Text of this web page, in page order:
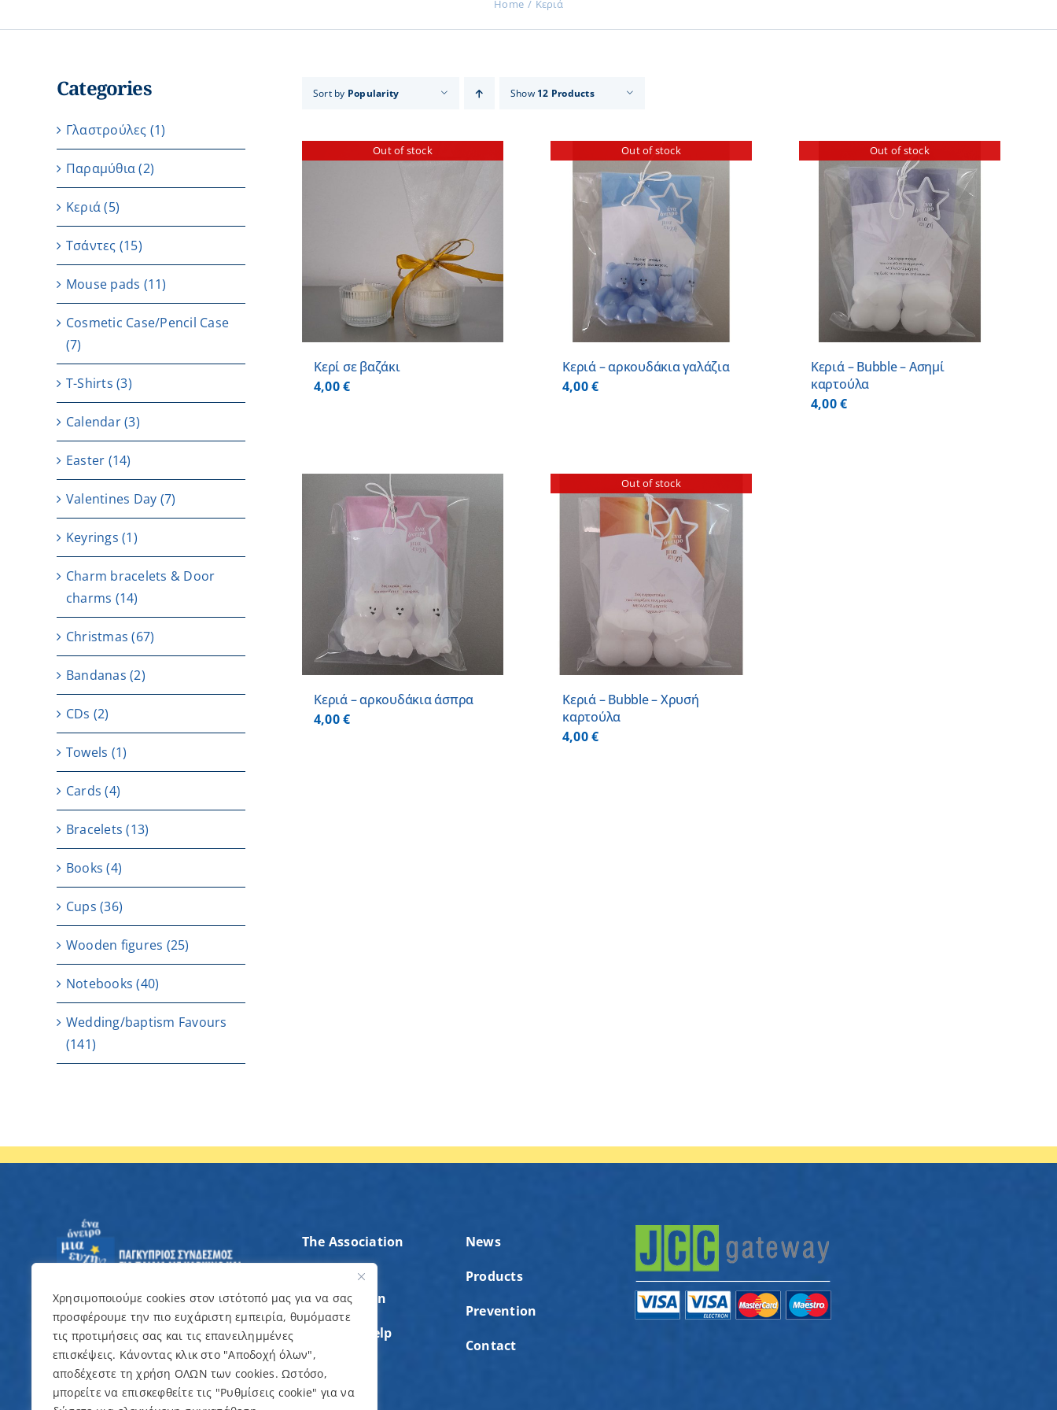
Χρησιμοποιούμε cookies στον ιστότοπό μας για να σας
προσφέρουμε την πιο ευχάριστη εμπειρία, θυμόμαστε
τις προτιμήσεις σας και τις επανειλημμένες
επισκέψεις. Κάνοντας κλικ στο "Αποδοχή όλων",
αποδέχεστε τη χρήση ΟΛΩΝ των cookies. Ωστόσο,
μπορείτε να επισκεφθείτε τις "Ρυθμίσεις cookie" για να
Home Κεριά
Sort by Popularity Show 12 Products
Out of stock
Κερί σε βαζάκι
4,00€
Out of stock
DETAILS
Κεριά – αρκουδάκια γαλάζια
4,00€
Out of stock
DETAILS
Κεριά – Bubble – Ασημί
καρτούλα
4,00€
ADD TO CART /
Κεριά – αρκουδάκια άσπρα
4,00€
Out of stock
Κεριά – Bubble – Χρυσή
καρτούλα
4,00€
Categories
Γλαστρούλες (1)
Παραμύθια (2)
Κεριά (5)
Τσάντες (15)
Μouse pads (11)
Cosmetic Case/Pencil Case
(7)
T-Shirts (3)
Calendar(3)
Easter (14)
Valentines Day (7)
Keyrings (1)
Charm bracelets & Door
charms (14)
Christmas (67)
Bandanas (2)
CDs (2)
Towels (1)
Cards (4)
Bracelets (13)
Books (4)
Cups (36)
Wooden figures (25)
Notebooks (40)
Wedding/baptism Favours
(141)
The Association
Contribution
I want to help
Events
News
Products
Prevention
Contact